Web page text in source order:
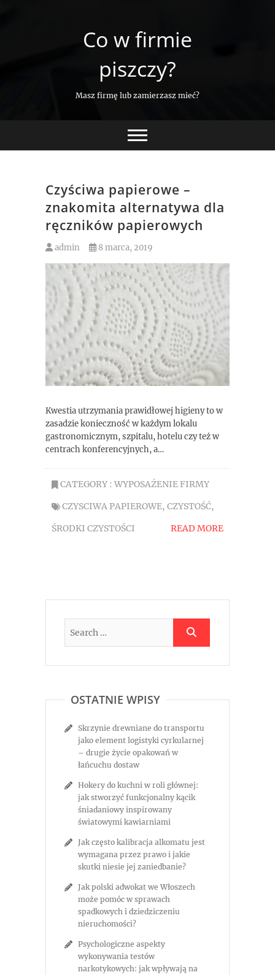
Co w firmie
piszczy?
Masz firmę lub zamierzasz mieć?
Czyściwa papierowe –
znakomita alternatywa dla
ręczników papierowych
admin 8 marca, 2019
Kwestia utrzymania prawidłowej higieny to w
zasadzie konieczność w każdym lokalu
gastronomicznym, szpitalu, hotelu czy też w
centrach konferencyjnych, a…
CATEGORY : WYPOSAŻENIE FIRMY
CZYSCIWA PAPIEROWE, CZYSTOŚĆ,
ŚRODKI CZYSTOŚCI
READ MORE
OSTATNIE WPISY
Skrzynie drewniane do transportu
jako element logistyki cyrkularnej
– drugie życie opakowań w
łańcuchu dostaw
Hokery do kuchni w roli głównej:
jak stworzyć funkcjonalny kącik
śniadaniowy inspirowany
światowymi kawiarniami
Jak często kalibracja alkomatu jest
wymagana przez prawo i jakie
skutki niesie jej zaniedbanie?
Jak polski adwokat we Włoszech
może pomóc w sprawach
spadkowych i dziedziczeniu
nieruchomości?
Psychologiczne aspekty
wykonywania testów
narkotykowych: jak wpływają na